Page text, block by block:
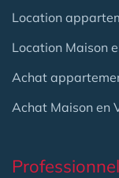
Location
Location Maison
Achat
Achat Maison en